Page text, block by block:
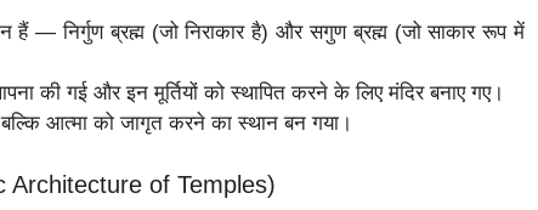
हैं — निर्गुण ब्रह्म (जो निराकार है) और सगुण ब्रह्म (जो साकार रूप में
की गई और इन मूर्तियों को स्थापित करने के लिए मंदिर बनाए गए।
आत्मा को जागृत करने का स्थान बन गया।
Architecture of Temples)